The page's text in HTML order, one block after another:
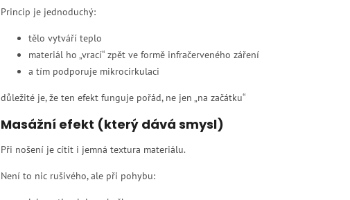
Princip je jednoduchý:
tělo vytváří teplo
materiál ho „vrací“ zpět ve formě infračerveného záření
a tím podporuje mikrocirkulaci
důležité je, že ten efekt funguje pořád, ne jen „na začátku“
Masážní efekt (který dává smysl)
Při nošení je cítit i jemná textura materiálu.
Není to nic rušivého, ale při pohybu: